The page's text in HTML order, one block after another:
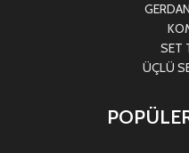
SET
ÜÇLÜ